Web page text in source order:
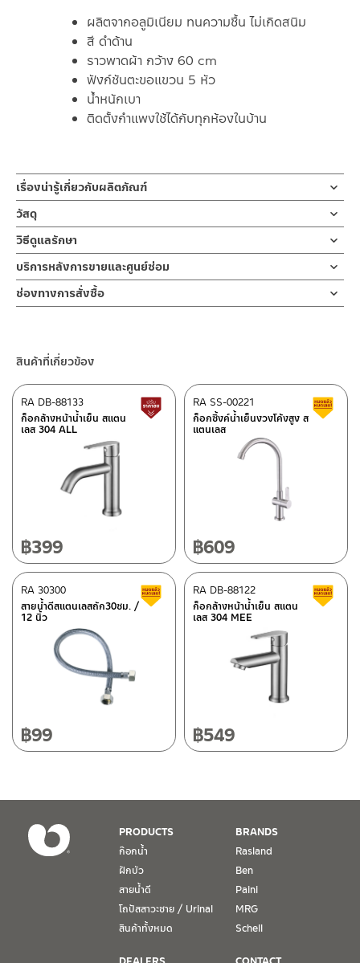
ผลิตจากอลูมิเนียม ทนความชื้น ไม่เกิดสนิม
สี ดำด้าน
ราวพาดผ้า กว้าง 60 cm
ฟังก์ชันตะขอแขวน 5 หัว
น้ำหนักเบา
ติดตั้งกำแพงใช้ได้กับทุกห้องในบ้าน
เรื่องน่ารู้เกี่ยวกับผลิตภัณฑ์
หิ้งตากผ้ามีราวแขวน MATT BLACK
ผลิตจากอลูมิเนียม สี MATT BLACK หรือ ดำด้าน ขนาดความยาว 60
ซม. / 23.62 นิ้ว
ฟังก์ชันการใช้งาน 2 รูปแบบ สำหรับแขวนเสื้อผ้าหรือของใช้แบบแขวน
อื่น ๆ
ด้านบนเป็นราวพาดผ้า ด้านล่างออกแบบให้เป็นขอแขวน 5 หัว ช่วยทำให้
ประหยัดพื้นที่
โดยสามารถพับเก็บขึ้นได้ ทั้งราวกว้างและราวแคบ ช่วยประหยัดพื้นที่ใช้
ขอแขวน 5 หัว เหมาะสำหรับติดตั้งพื้นที่ใน บ้าน หรือ คอนโด ที่ต้องการ
ประหยัดเนื้อที่
สามารถใช้งานได้ 2 in 1 ราวพาดผ้าเช็ดตัว หรือแขวนเสื้อ 5 ตะขอ
วัสดุ
ผลิตจาก อลูมิเนียม
มีความมีความแข็งแรง ทนทาน สีสวยติดทนไม่หลุดลอก ง่ายต่อการ
ทำความสะอาด น้ำหนักเบา
วิธีดูแลรักษา
คำแนะนำในการดูแลรักษาผลิตภัณฑ์
1. ไม่ทำสินค้าให้เกิดความเสียหายอื่น ๆ นอกจากการใช้งานปกติ เช่นไม่
ทำตก ไม่งัดหรือโยกสินค้าแรงๆ
2. ทำความสะอาดสินค้าโดยการใช้ผ้านุ่มๆชุบน้ำหมาดๆแล้วเช็ดให้แห้ง
4. ห้ามใช้แปรง วัสดุแข็ง หยาบ ห้ามใช้ฝอยขัดทำความสะอาด ขัดหรือถู
บริการหลังการขายและศูนย์ซ่อม
ช่องทางออนไลน์
– Email: contact@charnpaiboon.com
ศูนย์บริการและอะไหล่ กรุงเทพฯ
662/61-62 ถนน พระราม3 แขวงบางโพงพาง เขตยานนาวา กรุงเทพฯ
โทร: 02-358-0080 / 080-075-8668 / 091-545-0556
ศูนย์บริการและอะไหล่ เชียงใหม่
118/33 โครงการอรสิริน ม.8 ต.สันปูเลย อ.ดอยสะเก็ด เชียงใหม่
โทร: 080-075-2626
วันจันทร์ – วันศุกร์ เวลา 8:30-17:30 น.
วันเสาร์ เวลา 8:30-15:00 น.
1. การรับประกัน จะต้องมีหลักฐานการซื้อ หรือ ใบเสร็จ โดยทางบริษัทฯ
ขอตรวจสอบโดยนับวันซื้อขายเป็นสำคัญ ทางบริษัทฯ ไม่สามารถให้
เงื่อนไขการรับประกันสินค้าได้ หากไม่มีเอกสารดังกล่าว
2. การรับประกันสินค้า จะรับประกันฉพาะสินค้าที่อยู่ในสภาพการใช้งาน
ปกติ หากมีตำหนิ ชำรุด ร้าว ตกพื้น หรือสภาพภายนอกอยู่ในสภาพที่ใช้
ช่องทางการสั่งซื้อ
–Shopee
–Lazada
–ซื้อสินค้าชิ้นนี้บน Shopee>> คลิกที่นี่<<
–ซื้อสินค้าชิ้นนี้บน Lazada คลิกที่นี่<<
ติดต่อพนักงานขาย / Contact Sales Staff
โทร: 02-285-5795
@charnpaiboon.sales
ติดต่อ ชาญไพบูลย์ / Contact Us
สินค้าที่เกี่ยวข้อง
ก็อกล้างหน้าน้ำเย็น สแตน
เลส 304 ALL
RA DB-88133 สินค้าปรับราคาลดลง
฿399
ก็อกซิ้งค์น้ำเย็นงวงโค้งสูง ส
แตนเลส
RA SS-00221
฿609
สายน้ำดีสแตนเลสถัก30ซม. /
12 นิ้ว
RA 30300 สินค้าลดราคา เคลียร์สต็อก
฿99
ก็อกล้างหน้าน้ำเย็น สแตน
เลส 304 MEE
RA DB-88122
฿549
PRODUCTS
ก๊อกน้ำ
ฝักบัว
สายน้ำดี
โถปัสสาวะชาย / Urinal
สินค้าทั้งหมด
BRANDS
Rasland
Ben
Paini
MRG
Schell